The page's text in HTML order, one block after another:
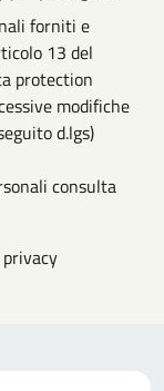
forniti e
13 del
protection
modifiche
d.lgs)
consulta